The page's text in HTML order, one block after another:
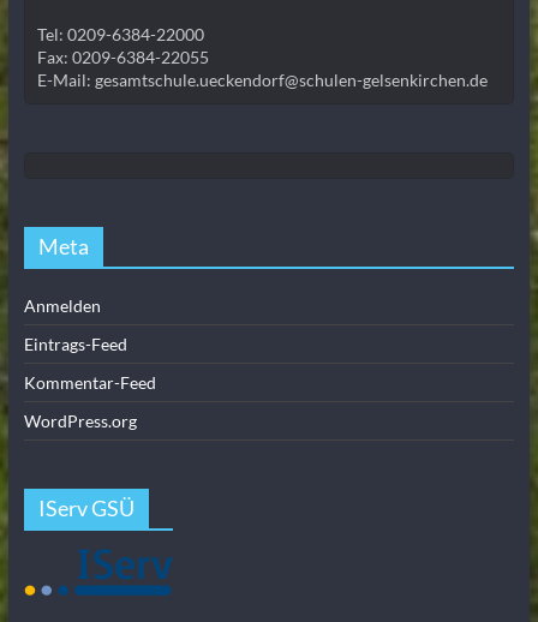
Tel: 0209-6384-22000
Fax: 0209-6384-22055
E-Mail: gesamtschule.ueckendorf@schulen-gelsenkirchen.de
Meta
Anmelden
Eintrags-Feed
Kommentar-Feed
WordPress.org
IServ GSÜ